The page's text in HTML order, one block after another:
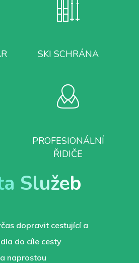
SKI SCHRÁNA
PROFESIONÁLNÍ
ŘIDIČE
Služeb
dopravit cestující a
do cíle cesty
naprostou